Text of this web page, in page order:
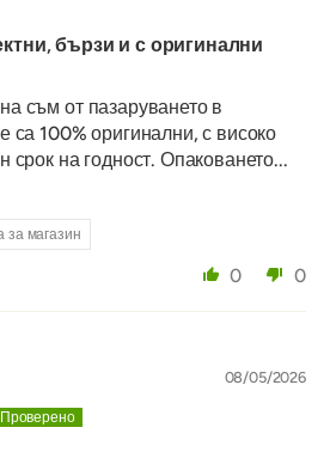
бързи и с оригинални
съм от пазаруването в
са 100% оригинални, с високо
срок на годност. Опаковането...
за магазин
0 0
08/05/2026